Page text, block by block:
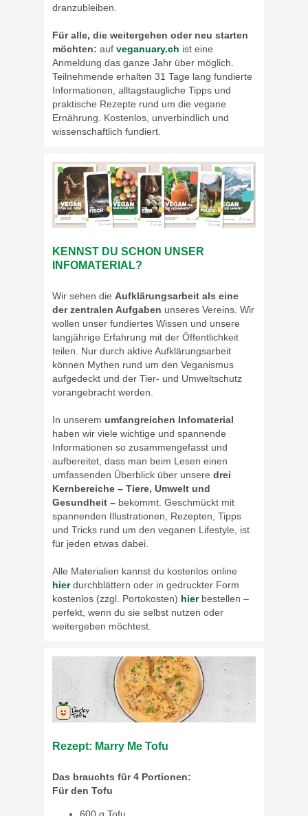
dranzubleiben.
Für alle, die weitergehen oder neu starten
möchten: auf veganuary.ch ist eine
Anmeldung das ganze Jahr über möglich.
Teilnehmende erhalten 31 Tage lang fundierte
Informationen, alltagstaugliche Tipps und
praktische Rezepte rund um die vegane
Ernährung. Kostenlos, unverbindlich und
wissenschaftlich fundiert.
KENNST DU SCHON UNSER
INFOMATERIAL?
Wir sehen die Aufklärungsarbeit als eine
der zentralen Aufgaben unseres Vereins. Wir
wollen unser fundiertes Wissen und unsere
langjährige Erfahrung mit der Öffentlichkeit
teilen. Nur durch aktive Aufklärungsarbeit
können Mythen rund um den Veganismus
aufgedeckt und der Tier- und Umweltschutz
vorangebracht werden.
In unserem umfangreichen Infomaterial
haben wir viele wichtige und spannende
Informationen so zusammengefasst und
aufbereitet, dass man beim Lesen einen
umfassenden Überblick über unsere drei
Kernbereiche – Tiere, Umwelt und
Gesundheit – bekommt. Geschmückt mit
spannenden Illustrationen, Rezepten, Tipps
und Tricks rund um den veganen Lifestyle, ist
für jeden etwas dabei.
Alle Materialien kannst du kostenlos online
hierdurchblättern oder in gedruckter Form
kostenlos (zzgl. Portokosten) hierbestellen –
perfekt, wenn du sie selbst nutzen oder
weitergeben möchtest.
Rezept: Marry Me Tofu
Das brauchts für 4 Portionen:
Für den Tofu